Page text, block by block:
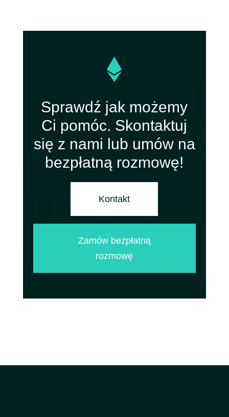

Sprawdź jak możemy
Ci pomóc. Skontaktuj
się z nami lub umów na
bezpłatną rozmowę!
Kontakt
Zamów bezpłatną
rozmowę